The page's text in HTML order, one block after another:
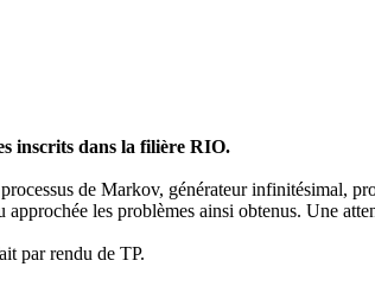
inscrits dans la filière RIO.
de Markov, générateur infinitésimal,
les problèmes ainsi obtenus. Une
par rendu de TP.